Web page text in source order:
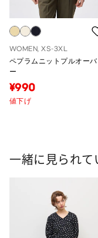
WOMEN, XS-3XL
ペプラムニットプルオーバ
ー
¥990
値下げ
一緒に見られて